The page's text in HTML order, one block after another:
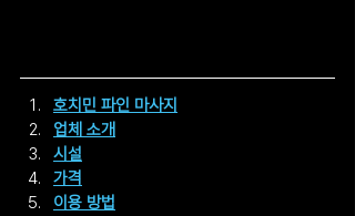
호치민 파인 마사지
업체 소개
시설
가격
이용 방법